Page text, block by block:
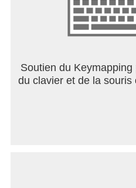
Soutien du
du clavier et de la